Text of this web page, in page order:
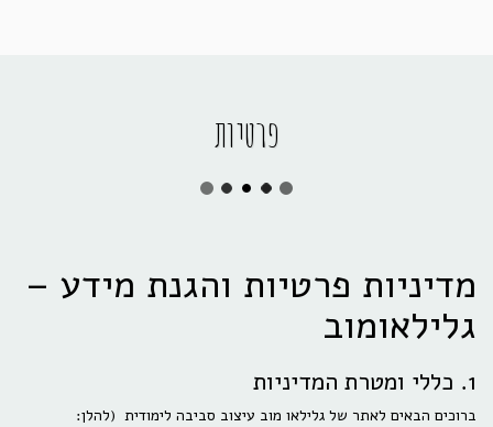
פרטיות
מדיניות פרטיות והגנת מידע –
גלילאומוב
ברוכים הבאים לאתר של גלילאו מוב עיצוב סביבה לימודית (להלן: